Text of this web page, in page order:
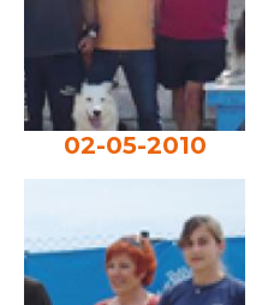
02-05-2010